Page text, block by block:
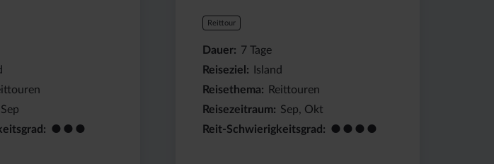
Sep
●●●
Reittour
Dauer 7Tage
Reiseziel
Island
Reisethema
Reittouren
Reisezeitraum
Sep, Okt
Reit-Schwierigkeitsgrad
●●●●